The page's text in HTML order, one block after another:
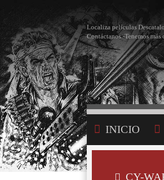
Localiza películas
Contáctanos -Tenemos
INICIO
CY-